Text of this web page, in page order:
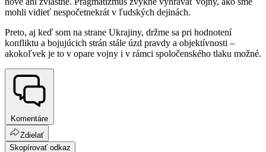
mohli vidieť nespočetnekrát v ľudských dejinách.
Preto, aj keď som na strane Ukrajiny, držme sa pri hodnotení
konfliktu a bojujúcich strán stále úzd pravdy a objektívnosti –
akokoľvek je to v opare vojny i v rámci spoločenského tlaku možné.
Komentáre
Zdielať
Skopírovať odkaz